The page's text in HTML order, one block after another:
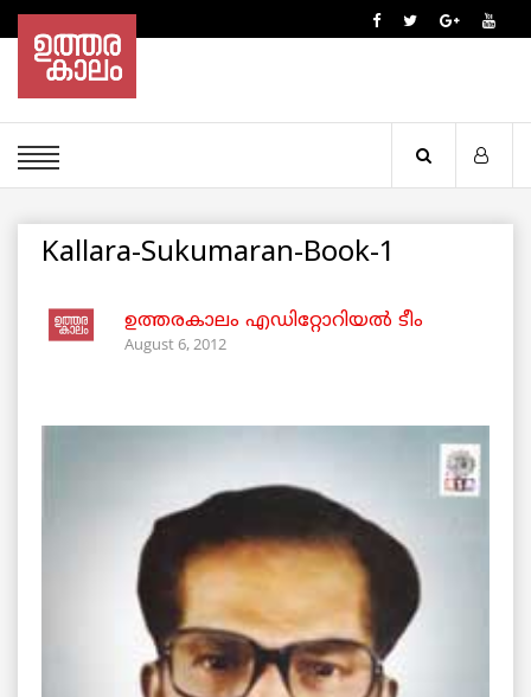
Kallara-Sukumaran-Book-1
ഉത്തരകാലം എഡിറ്റോറിയല്‍ ടീം
August 6, 2012